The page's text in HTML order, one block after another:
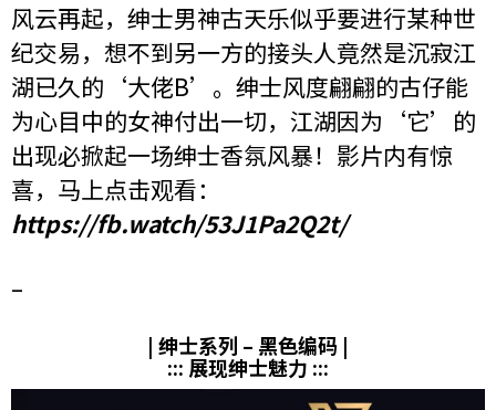
风云再起，绅士男神古天乐似乎要进行某种世
纪交易，想不到另一方的接头人竟然是沉寂江
湖已久的‘大佬B’。绅士风度翩翩的古仔能
为心目中的女神付出一切，江湖因为‘它’的
出现必掀起一场绅士香氛风暴！影片内有惊
喜，马上点击观看：
https://fb.watch/53J1Pa2Q2t/
–
| 绅士系列 – 黑色编码 |
::: 展现绅士魅力 :::